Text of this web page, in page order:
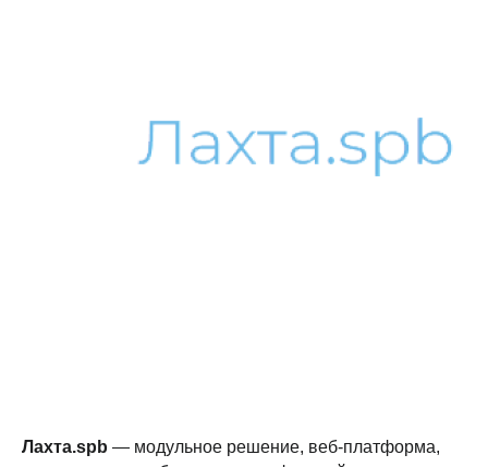
Лахта.spb — модульное решение, веб-платформа,